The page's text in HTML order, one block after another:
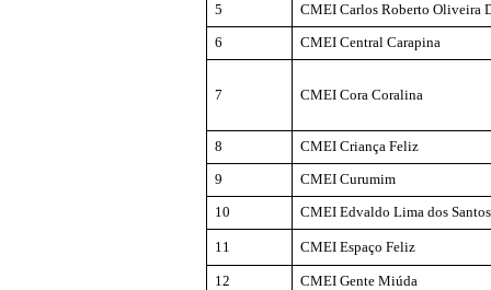
5
CMEI Carlos Roberto Oliveira
6
CMEI Central Carapina
7 CMEI Cora Coralina
8
CMEI Criança Feliz
9
CMEI Curumim
10
CMEI Edvaldo Lima dos Santos
11 CMEI Espaço Feliz
12
CMEI Gente Miúda